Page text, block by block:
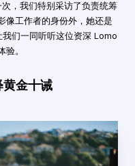
，我们特别采访了负责统筹
像工作者的身份外，她还是
们一同听听这位资深 Lomo
。
黄金十诫